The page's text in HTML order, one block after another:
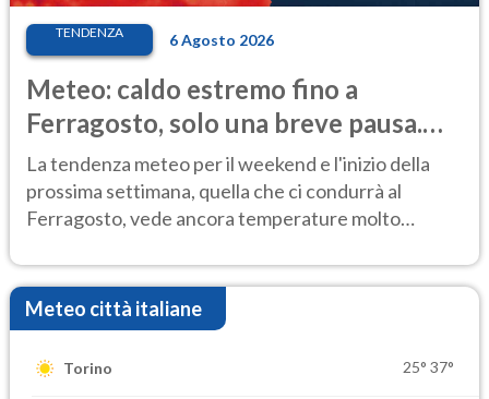
TENDENZA 6 Agosto 2026
Meteo: caldo estremo fino a
Ferragosto, solo una breve pausa.
Ecco dove
La tendenza meteo per il weekend e l'inizio della
prossima settimana, quella che ci condurrà al
Ferragosto, vede ancora temperature molto
Meteo città italiane
Torino 25° 37°